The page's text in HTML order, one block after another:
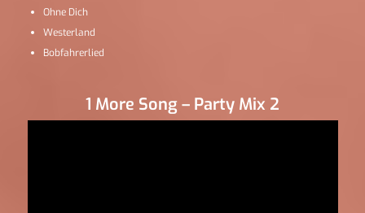
Ohne Dich
Westerland
Bobfahrerlied
1 More Song – Party Mix 2